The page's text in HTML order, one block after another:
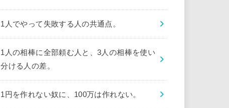
1人でやって失敗する人の共通点。
1人の相棒に全部頼む人と、3人の相棒を使い
分ける人の差。
1円を作れない奴に、100万は作れない。